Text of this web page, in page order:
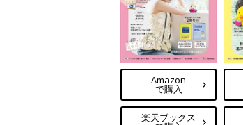
Amazon
で購入
楽天ブックス